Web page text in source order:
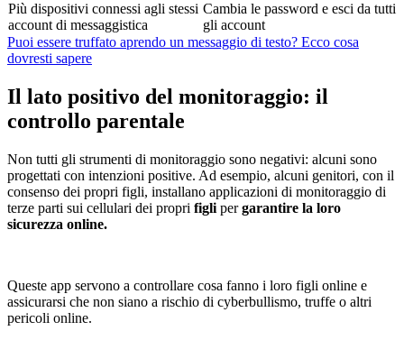
Più dispositivi connessi agli stessi
account di messaggistica
Cambia le password e esci da tutti
gli account
Puoi essere truffato aprendo un messaggio di testo? Ecco cosa
dovresti sapere
Il lato positivo del monitoraggio: il
controllo parentale
Non tutti gli strumenti di monitoraggio sono negativi: alcuni sono
progettati con intenzioni positive. Ad esempio, alcuni genitori, con il
consenso dei propri figli, installano applicazioni di monitoraggio di
terze parti sui cellulari dei propri figli pergarantire la loro
sicurezza online.
Queste app servono a controllare cosa fanno i loro figli online e
assicurarsi che non siano a rischio di cyberbullismo, truffe o altri
pericoli online.